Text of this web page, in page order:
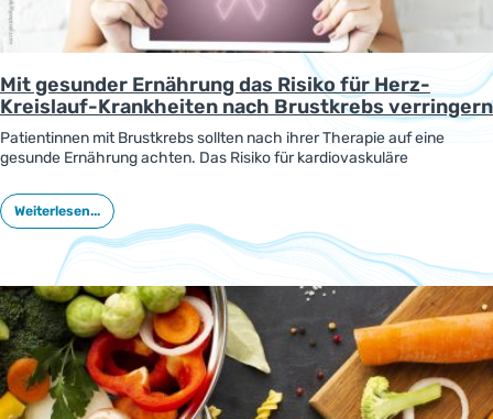
Mit gesunder Ernährung das Risiko für Herz-
Kreislauf-Krankheiten nach Brustkrebs verringern
Patientinnen mit Brustkrebs sollten nach ihrer Therapie auf eine
gesunde Ernährung achten. Das Risiko für kardiovaskuläre
können. Gesunde Ernährungsweisen tragen dazu bei, dieses Risiko zu
senken, wie eine neue Studie zeigt.
Weiterlesen...